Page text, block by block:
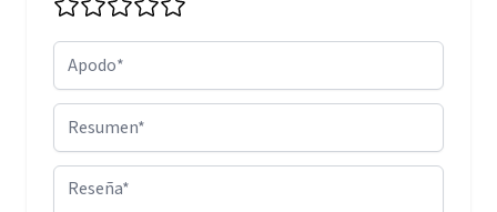
Apodo
Resumen
Reseña